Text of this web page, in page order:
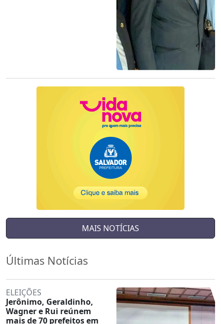
MAIS NOTÍCIAS
Últimas Notícias
ELEIÇÕES
Jerônimo, Geraldinho,
Wagner e Rui reúnem
mais de 70 prefeitos em